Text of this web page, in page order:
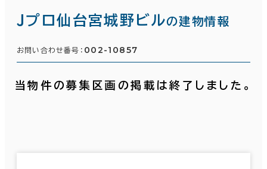
Ｊプロ仙台宮城野ビルの建物情報
お問い合わせ番号： 002-10857
当物件の募集区画の掲載は終了しました。